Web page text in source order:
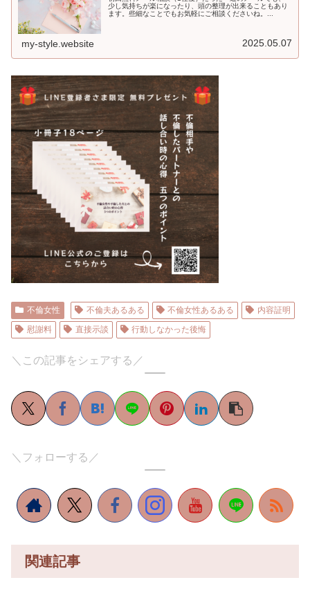
少し気持ちが楽になったり、頭の整理が出来ることもあり
ます。些細なことでもお気軽にご相談くださいね。...
my-style.website 2025.05.07
不倫女性 不倫夫あるある 不倫女性あるある
内容証明
慰謝料
直接示談 行動しなかった後悔
＼この記事をシェアする／
＼フォローする／
関連記事